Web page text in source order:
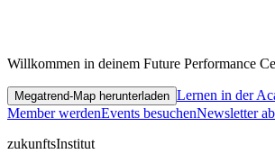
Willkommen in deinem Future Performance
Megatrend-Map herunterladen Lernen in der
Member werdenEvents besuchenNewsletter
zukunftsInstitut